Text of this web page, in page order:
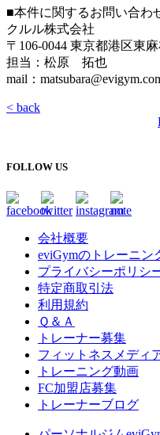
■本件に関するお問い合わ
クルル株式会社
〒106-0044 東京都港区東
担当：松原 拓也
mail：
< back
FOLLOW US
会社概要
eviGymのトレーニン
プライバシーポリシ
特定商取引法
利用規約
Ｑ＆Ａ
トレーナー募集
フィットネスメディ
トレーニング動画
FC加盟店募集
トレーナーブログ